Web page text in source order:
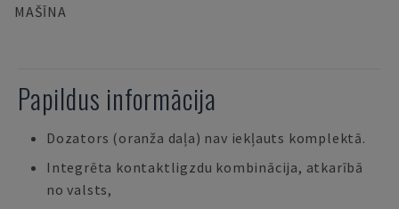
MAŠĪNA
Papildus informācija
Dozators (oranža daļa) nav iekļauts komplektā.
Integrēta kontaktligzdu kombinācija, atkarībā
no valsts,